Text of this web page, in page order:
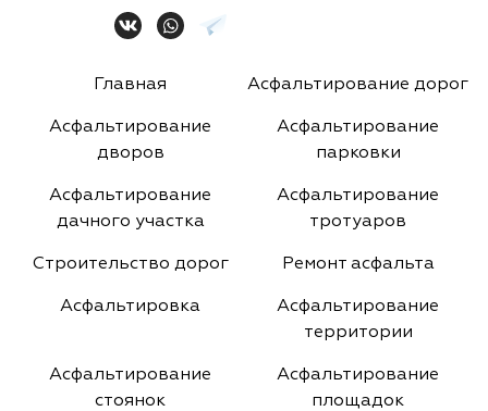
Главная Асфальтирование дорог
Асфальтирование
дворов
Асфальтирование
парковки
Асфальтирование
дачного участка
Асфальтирование
тротуаров
Строительство дорог Ремонт асфальта
Асфальтировка
Асфальтирование
территории
Асфальтирование
стоянок
Асфальтирование
площадок